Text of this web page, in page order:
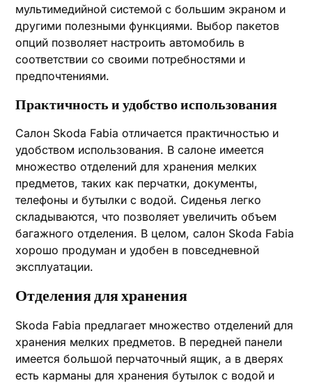
мультимедийной системой с большим экраном и
другими полезными функциями. Выбор пакетов
опций позволяет настроить автомобиль в
соответствии со своими потребностями и
предпочтениями.
Практичность и удобство использования
Салон Skoda Fabia отличается практичностью и
удобством использования. В салоне имеется
множество отделений для хранения мелких
предметов, таких как перчатки, документы,
телефоны и бутылки с водой. Сиденья легко
складываются, что позволяет увеличить объем
багажного отделения. В целом, салон Skoda Fabia
хорошо продуман и удобен в повседневной
эксплуатации.
Отделения для хранения
Skoda Fabia предлагает множество отделений для
хранения мелких предметов. В передней панели
имеется большой перчаточный ящик, а в дверях
есть карманы для хранения бутылок с водой и